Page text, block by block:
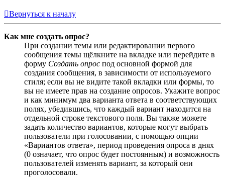
Вернуться к началу
Как мне создать опрос?
При создании темы или редактировании первого
сообщения темы щёлкните на вкладке или перейдите в
форму Создать опрос под основной формой для
создания сообщения, в зависимости от используемого
стиля; если вы не видите такой вкладки или формы, то
вы не имеете прав на создание опросов. Укажите вопрос
и как минимум два варианта ответа в соответствующих
полях, убедившись, что каждый вариант находится на
отдельной строке текстового поля. Вы также можете
задать количество вариантов, которые могут выбрать
пользователи при голосовании, с помощью опции
«Вариантов ответа», период проведения опроса в днях
(0 означает, что опрос будет постоянным) и возможность
пользователей изменять вариант, за который они
проголосовали.